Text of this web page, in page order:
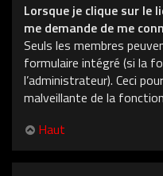
Lorsque je clique sur le
me demande de me
Seuls les membres
formulaire intégré (si la
l’administrateur). Ceci
malveillante de la
Haut